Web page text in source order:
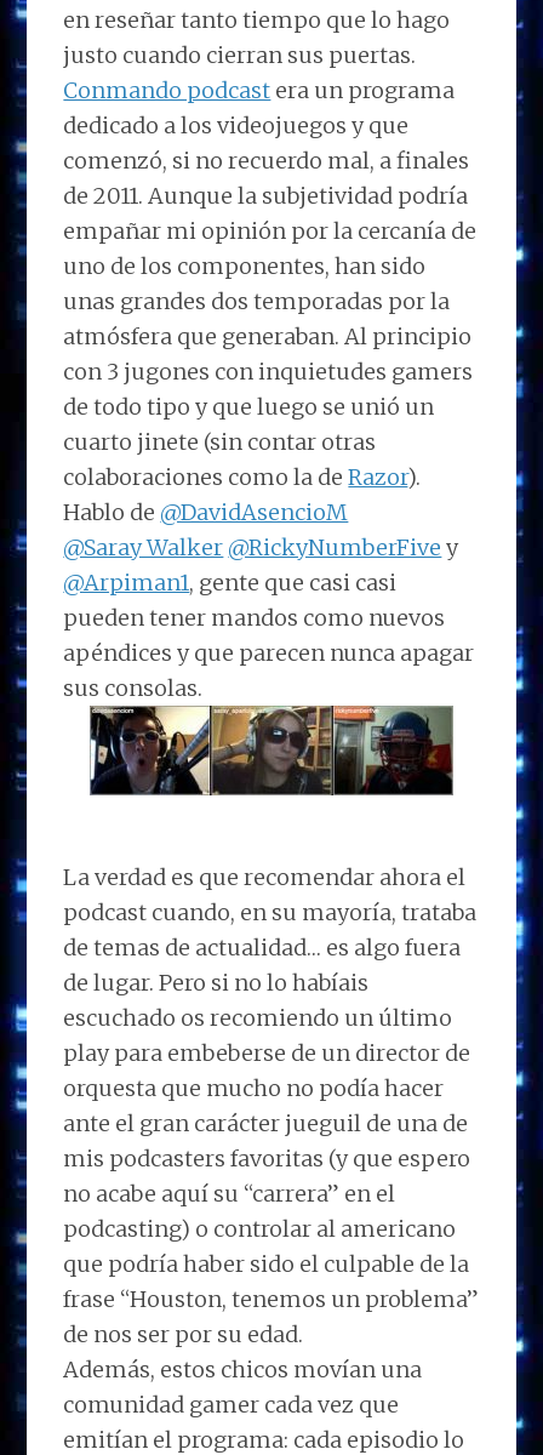
en reseñar tanto tiempo que lo hago
justo cuando cierran sus puertas.
Conmando podcast era un programa
dedicado a los videojuegos y que
comenzó, si no recuerdo mal, a finales
de 2011. Aunque la subjetividad podría
empañar mi opinión por la cercanía de
uno de los componentes, han sido
unas grandes dos temporadas por la
atmósfera que generaban. Al principio
con 3 jugones con inquietudes gamers
de todo tipo y que luego se unió un
cuarto jinete (sin contar otras
colaboraciones como la deRazor).
Hablo de @DavidAsencioM
@Saray_Walker @RickyNumberFive y
@Arpiman1, gente que casi casi
pueden tener mandos como nuevos
apéndices y que parecen nunca apagar
sus consolas.
La verdad es que recomendar ahora el
podcast cuando, en su mayoría, trataba
de temas de actualidad… es algo fuera
de lugar. Pero si no lo habíais
escuchado os recomiendo un último
play para embeberse de un director de
orquesta que mucho no podía hacer
ante el gran carácter jueguil de una de
mis podcasters favoritas (y que espero
no acabe aquí su “carrera” en el
podcasting) o controlar al americano
que podría haber sido el culpable de la
frase “Houston, tenemos un problema”
de nos ser por su edad.
Además, estos chicos movían una
comunidad gamer cada vez que
emitían el programa: cada episodio lo